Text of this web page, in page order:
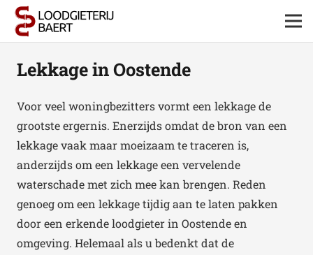
Lekkage in Oostende
Voor veel woningbezitters vormt een lekkage de
grootste ergernis. Enerzijds omdat de bron van een
lekkage vaak maar moeizaam te traceren is,
anderzijds om een lekkage een vervelende
waterschade met zich mee kan brengen. Reden
genoeg om een lekkage tijdig aan te laten pakken
door een erkende loodgieter in Oostende en
omgeving. Helemaal als u bedenkt dat de